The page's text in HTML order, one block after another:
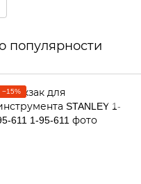
популярности
−15%